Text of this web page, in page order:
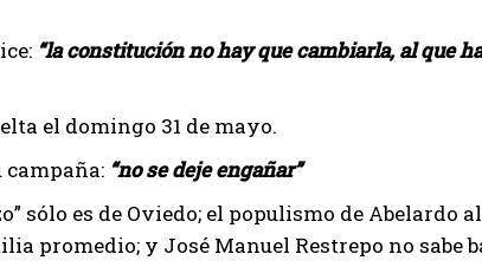
“la constitución no hay que cambiarla, al que
el domingo 31 de mayo.
campaña: “no se deje engañar”
sólo es de Oviedo; el populismo de Abelardo
promedio; y José Manuel Restrepo no sabe